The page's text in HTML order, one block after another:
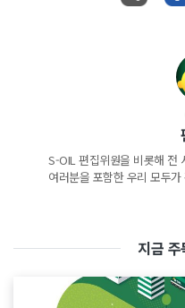
S-OIL 편집위원을 비롯해 전
여러분을 포함한 우리 모두
지금 주